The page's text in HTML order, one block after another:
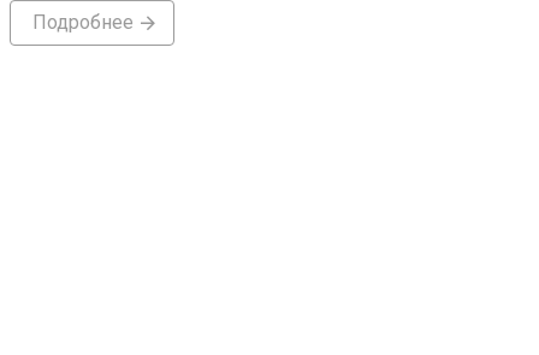
Подробнее